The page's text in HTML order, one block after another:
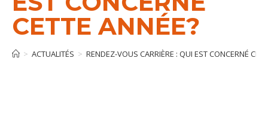
CETTE ANNÉE?
> ACTUALITÉS > RENDEZ-VOUS CARRIÈRE : QUI EST CONCERNÉ